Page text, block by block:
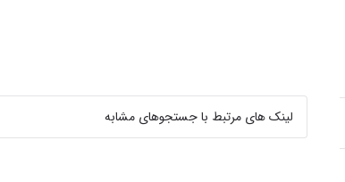
لینک های مرتبط با جستجوهای مشابه